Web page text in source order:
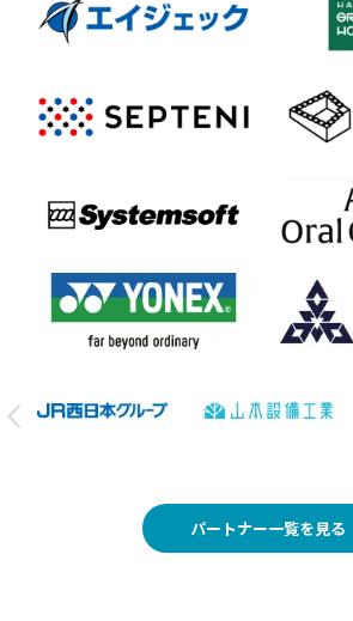
パートナー一覧を見る